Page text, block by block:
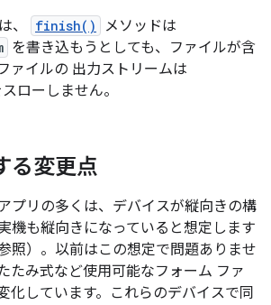
、 finish() メソッドは
を書き込もうとしても、ファイルが含
ァイルの 出力ストリームは
ローしません。
る変更点
プリの多くは、デバイスが縦向きの構
機も縦向きになっていると想定します
照）。以前はこの想定で問題ありませ
たみ式など使用可能なフォーム ファ
化しています。これらのデバイスで同